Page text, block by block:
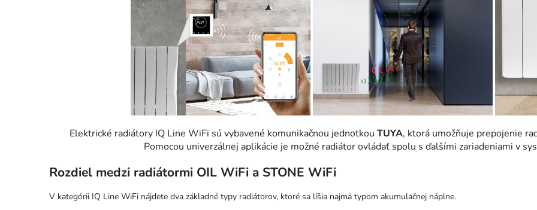
Elektrické radiátory IQ Line WiFi sú vybavené komunikačnou jednotkou TUYA, ktorá umožňuje prepojenie
Pomocou univerzálnej aplikácie je možné radiátor ovládať spolu s ďalšími zariadeniami v
Rozdiel medzi radiátormi OIL WiFi a STONE WiFi
V kategórii IQ Line WiFi nájdete dva základné typy radiátorov, ktoré sa líšia najmä typom akumulačnej náplne.